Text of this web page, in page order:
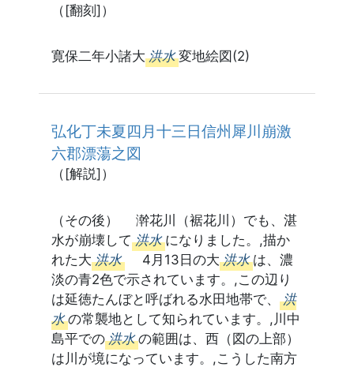
（[翻刻]）
寛保二年小諸大 洪水 変地絵図(2)
弘化丁未夏四月十三日信州犀川崩激
六郡漂蕩之図
（[解説]）
（その後） 澣花川（裾花川）でも、湛
水が崩壊して 洪水 になりました。,描か
れた大 洪水 4月13日の大 洪水 は、濃
淡の青2色で示されています。,この辺り
は延徳たんぼと呼ばれる水田地帯で、 洪
水 の常襲地として知られています。,川中
島平での 洪水 の範囲は、西（図の上部）
は川が境になっています。,こうした南方